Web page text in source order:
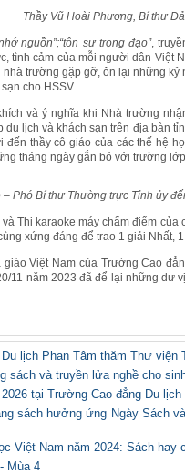
Thầy Vũ Hoài Phương, Bí thư
nguồn”;“tôn sư trọng đạo”,
tình cảm của mỗi người dân Việt
trường gặp gỡ, ôn lại những
cho HSSV.
và ý nghĩa khi Nhà trường
du lịch và khách sạn trên địa bàn
thầy cô giáo của các thế hệ
tháng ngày gắn bó với trường
– Phó Bí thư Thường trực Tỉnh ủy
Thi karaoke máy chấm điểm
xứng đáng để trao 1 giải Nhất,
Việt Nam của Trường Cao
11 năm 2023 đã để lại những dư
lịch Phan Tâm thăm Thư viện
sách và truyền lửa nghề cho
tại Trường Cao đẳng Du lịch
sách hưởng ứng Ngày Sách
Việt Nam năm 2024: Sách hay
Mùa 4